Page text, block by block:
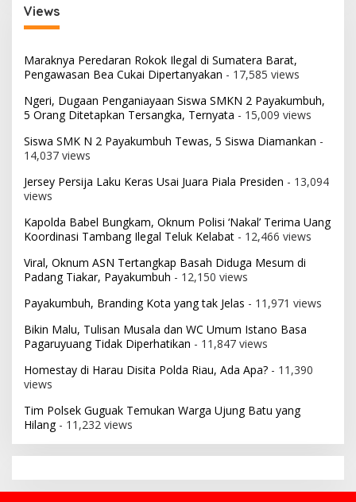
Views
Maraknya Peredaran Rokok Ilegal di Sumatera Barat,
Pengawasan Bea Cukai Dipertanyakan - 17,585 views
Ngeri, Dugaan Penganiayaan Siswa SMKN 2 Payakumbuh,
5 Orang Ditetapkan Tersangka, Ternyata - 15,009 views
Siswa SMK N 2 Payakumbuh Tewas, 5 Siswa Diamankan -
14,037 views
Jersey Persija Laku Keras Usai Juara Piala Presiden - 13,094
views
Kapolda Babel Bungkam, Oknum Polisi ‘Nakal’ Terima Uang
Koordinasi Tambang Ilegal Teluk Kelabat - 12,466 views
Viral, Oknum ASN Tertangkap Basah Diduga Mesum di
Padang Tiakar, Payakumbuh - 12,150 views
Payakumbuh, Branding Kota yang tak Jelas - 11,971 views
Bikin Malu, Tulisan Musala dan WC Umum Istano Basa
Pagaruyuang Tidak Diperhatikan - 11,847 views
Homestay di Harau Disita Polda Riau, Ada Apa? - 11,390
views
Tim Polsek Guguak Temukan Warga Ujung Batu yang
Hilang- 11,232 views